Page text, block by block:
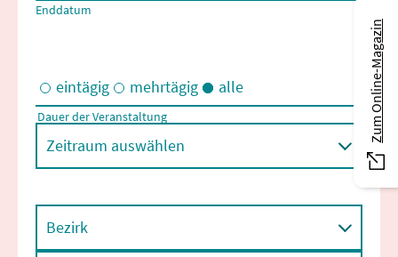
Enddatum
Eintägige und/oder mehrtägige Veranstaltungen
eintägig mehrtägig alle
Dauer der Veranstaltung
Zeitraum auswählen
Bezirk
Zum Online-Magazin